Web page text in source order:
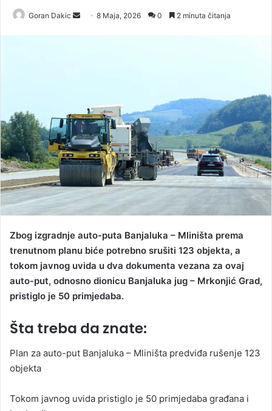
Goran Dakic
m
a
i
l
8 Maja, 2026 0 2 minuta čitanja
Zbog izgradnje auto-puta Banjaluka – Mliništa prema
trenutnom planu biće potrebno srušiti 123 objekta, a
tokom javnog uvida u dva dokumenta vezana za ovaj
auto-put, odnosno dionicu Banjaluka jug – Mrkonjić Grad,
pristiglo je 50 primjedaba.
Šta treba da znate:
Plan za auto-put Banjaluka – Mliništa predviđa rušenje 123
objekta
Tokom javnog uvida pristiglo je 50 primjedaba građana i